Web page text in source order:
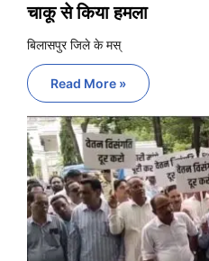
चाकू से किया हमला
बिलासपुर जिले के मस्
Read More »